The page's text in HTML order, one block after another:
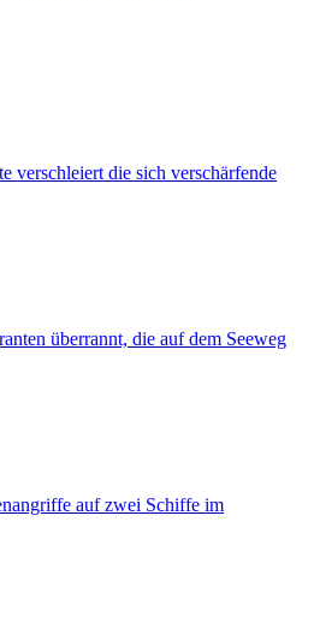
verschleiert die sich verschärfende
überrannt, die auf dem Seeweg
auf zwei Schiffe im